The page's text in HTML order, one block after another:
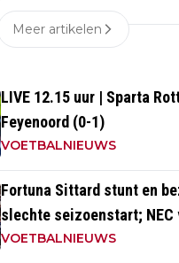
Meer artikelen
LIVE 12.15 uur | Sparta
Feyenoord (0-1)
VOETBALNIEUWS
Fortuna Sittard stunt en
slechte seizoenstart;
ondanks assist Tadic
VOETBALNIEUWS